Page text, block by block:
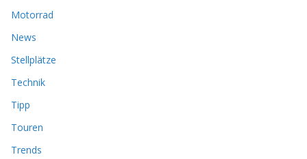
Motorrad
News
Stellplätze
Technik
Tipp
Touren
Trends